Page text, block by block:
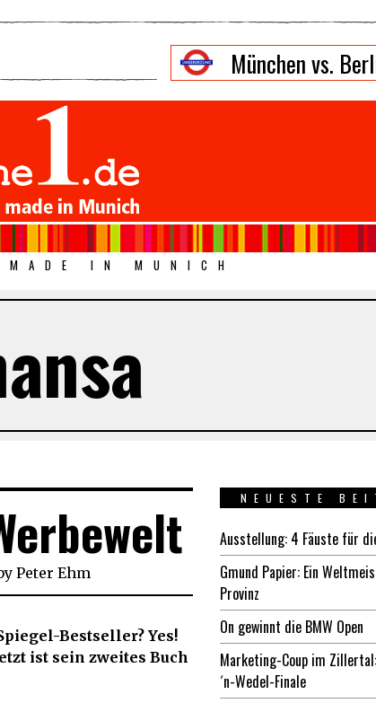
München vs.
MADE IN MUNICH
Peter Ehm
Bestseller? Yes!
ist sein zweites Buch
NEUESTE
Ausstellung: 4 Fäuste für
Gmund Papier: Ein
Provinz
On gewinnt die BMW Open
Marketing-Coup im
´n-Wedel-Finale